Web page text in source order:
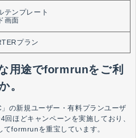
テンプレート
画面
プラン
用途でformrunをご利
。
」の新規ユーザー・有料プランユーザ
回ほどキャンペーンを実施しており、
formrunを重宝しています。